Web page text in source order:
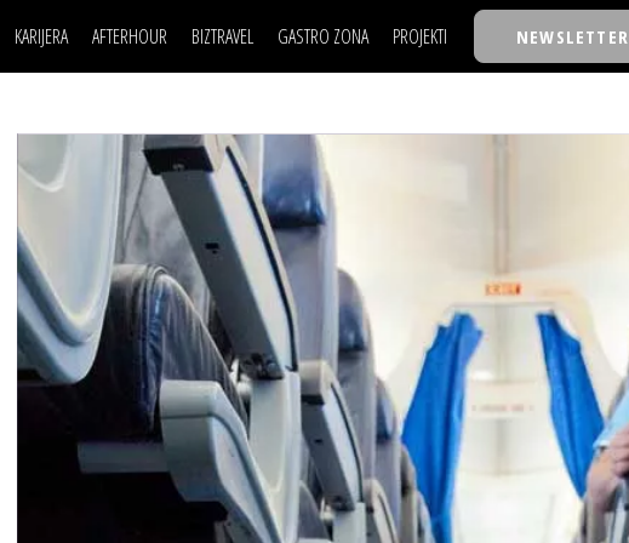
KARIJERA
LJUDI (HR)
MOJ UGAO
USAVRŠAVANJE
KNOW-HOW
AFTERHOUR
KNJIGE
AUTO SVET
STIL
WELLBEING
BIZTRAVEL GASTRO ZONA PROJEKTI
BIZBENDOVI
BIZKOLEGIJUM
BMW BIZNIS LIGA
BIZLIFE WEEK
IZJAVA GODINE
NEWSLETTER
POSAO
MOJ UGAO
USAVRŠAVANJE
KNOW-HOW
FILM I SCENA
AUTO SVET
STIL
WELLBEING
NAJKOLEGA
30 ISPOD 30
BMW BIZNIS LIGA
BIZLIFE WEEK
IZJAVA GODINE